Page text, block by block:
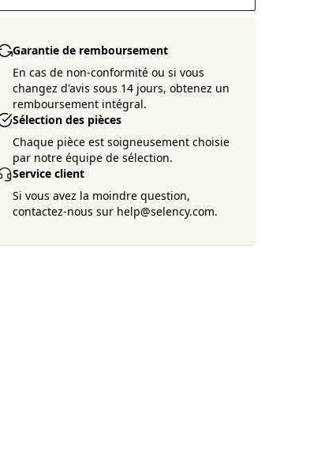
Garantie de remboursement
En cas de non-conformité ou si vous
changez d'avis sous 14 jours, obtenez un
remboursement intégral.
Sélection des pièces
Chaque pièce est soigneusement choisie
par notre équipe de sélection.
Service client
Si vous avez la moindre question,
contactez-nous sur help@selency.com.